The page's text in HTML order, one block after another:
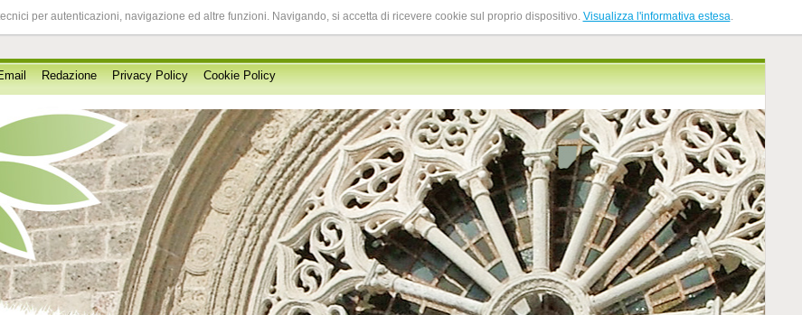
per autenticazioni, navigazione ed altre funzioni. Navigando, si accetta di ricevere cookie sul proprio dispositivo. Visualizza l'informativa estesa.
Redazione Privacy Policy Cookie Policy